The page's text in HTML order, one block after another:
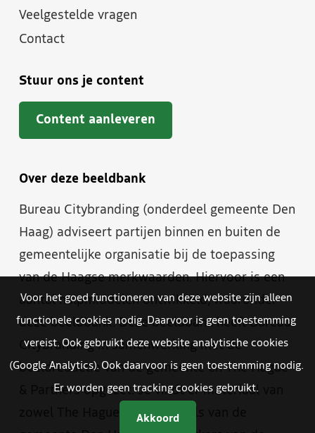
Veelgestelde vragen
Contact
Stuur ons je content
Content aanleveren
Over deze beeldbank
Bureau Citybranding (onderdeel gemeente Den
Haag) adviseert partijen binnen en buiten de
gemeentelijke organisatie bij de toepassing
van de Haagse merkwaarden. Hiervoor is een
aantal hulpmiddelen ontwikkeld, waaronder
deze beeldbank. Deze beeldbank heeft Bureau
Citybranding in samenwerking met de
beeldredactie van de gemeente en The Hague
& Partners opgezet. Je vindt er materiaal van
zowel The Hague & Partners als van de
Voor het goed functioneren van deze website zijn alleen
functionele cookies nodig. Daarvoor is geen toestemming
vereist. Ook gebruikt deze website analytische cookies
(Google Analytics). Ook daarvoor is geen toestemming nodig.
Er worden geen tracking cookies gebruikt.
Akkoord